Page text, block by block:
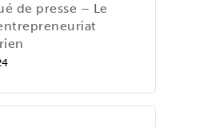
de presse – Le